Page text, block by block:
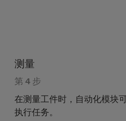
测量
第 4 步
在测量工件时，自动化模块
执行任务。